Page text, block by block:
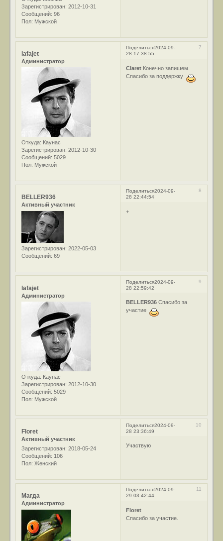
Зарегистрирован: 2012-10-31
Сообщений: 96
Пол: Мужской
Поделиться 7
2024-09-
28 17:38:55
lafajet
Администратор
Откуда: Каунас
Зарегистрирован: 2012-10-30
Сообщений: 5029
Пол: Мужской
Claret Конечно запишем.
Спасибо за поддержку
Поделиться 8
2024-09-
28 22:44:54
BELLER936
Активный участник
Зарегистрирован: 2022-05-03
Сообщений: 69
+
Поделиться 9
2024-09-
28 22:59:42
lafajet
Администратор
Откуда: Каунас
Зарегистрирован: 2012-10-30
Сообщений: 5029
Пол: Мужской
BELLER936 Спасибо за
участие
Поделиться 10
2024-09-
28 23:36:49
Floret
Активный участник
Зарегистрирован: 2018-05-24
Сообщений: 106
Пол: Женский
Участвую
Поделиться 11
2024-09-
29 03:42:44
Магда
Администратор
Floret
Спасибо за участие.